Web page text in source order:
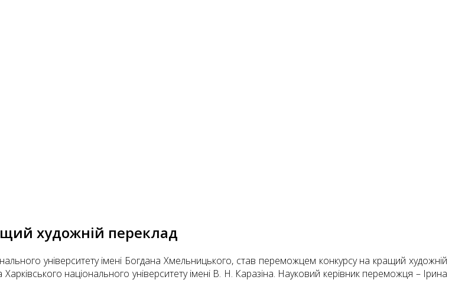
художній переклад
університету імені Богдана Хмельницького, став переможцем конкурсу на кращий художній
національного університету імені В. Н. Каразіна. Науковий керівник переможця – Ірина